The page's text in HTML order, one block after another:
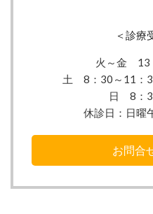
＜診療
火～金 13
土 8：30～11：
日 8：
休診日： 日曜
お問合